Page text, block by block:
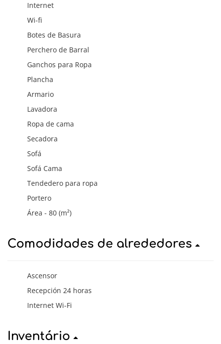
Internet
Wi-fi
Botes de Basura
Perchero de Barral
Ganchos para Ropa
Plancha
Armario
Lavadora
Ropa de cama
Secadora
Sofá
Sofá Cama
Tendedero para ropa
Portero
Área - 80 (m²)
Comodidades de alrededores
Ascensor
Recepción 24 horas
Internet Wi-Fi
Inventário